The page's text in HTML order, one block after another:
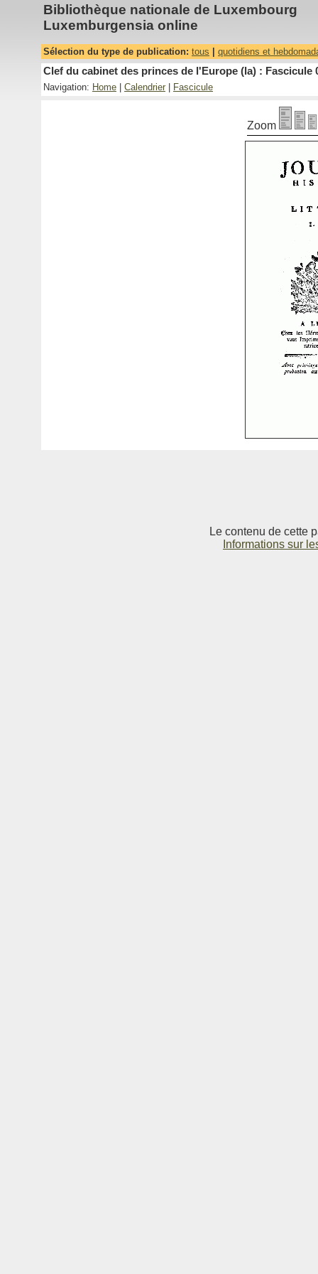
Bibliothèque nationale de Luxembourg
Luxemburgensia online
Sélection du type de publication: tous quotidiens et
Clef du cabinet des princes de l'Europe (la) : Fascicule
Navigation: Home Calendrier Fascicule
Zoom
Le contenu de cette
Informations sur